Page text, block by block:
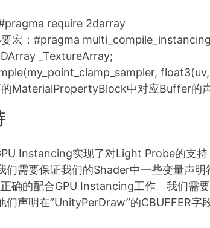
require 2darray
宏：#pragma
_TextureArray;
MaterialPropertyBlock中对应Buffer的
Instancing实现了对Light Probe的支
们需要保证我们的Shader中一些变量声明
确的配合GPU Instancing工作。我们需
们声明在”UnityPerDraw”的CBUFFER字